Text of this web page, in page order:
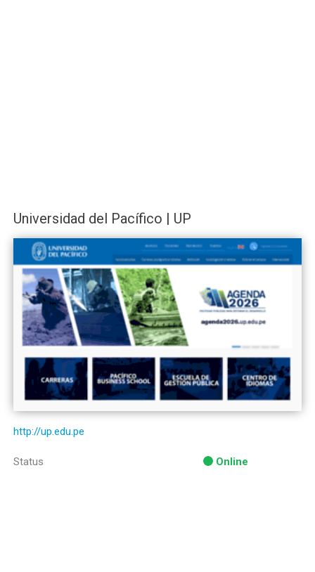
Universidad del Pacífico | UP
http://up.edu.pe
Status Online